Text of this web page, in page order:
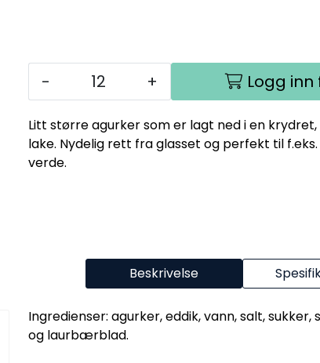
- + Logg
Litt større agurker som er lagt ned i en
lake. Nydelig rett fra glasset og perfekt til
verde.
Beskrivelse
Ingredienser: agurker, eddik, vann, salt, sukker,
og laurbærblad.